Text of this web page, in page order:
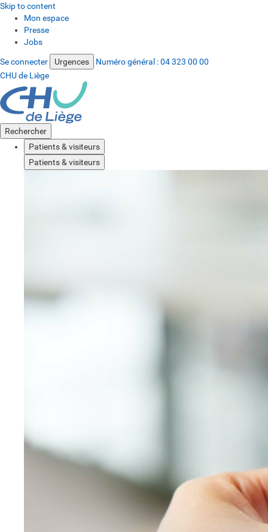
Skip to content
Mon espace
Presse
Jobs
Se connecter Urgences Numéro général :04 323 00 00
CHU de Liège
Rechercher
Patients & visiteurs
Patients & visiteurs